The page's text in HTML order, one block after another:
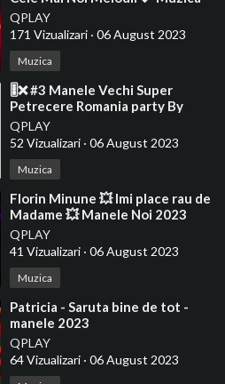
Noua YouTube Trending 2023
QPLAY
171 Vizualizari · 06 August 2023
Muzica
⁣🎚️❌ #3 Manele Vechi Super
Petrecere Romania party By
@DJNICONDR 🎚️❌ 29. April 2023
QPLAY
52 Vizualizari · 06 August 2023
Muzica
⁣Florin Minune 💥 Imi place rau de
Madame 💥 Manele Noi 2023
QPLAY
41 Vizualizari · 06 August 2023
Muzica
⁣Patricia - Saruta bine de tot -
manele 2023
QPLAY
64 Vizualizari · 06 August 2023